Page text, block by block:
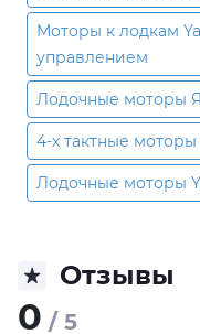
Моторы к лодкам
управлением
Лодочные моторы
4-х тактные
Лодочные моторы
Отзывы
0 / 5